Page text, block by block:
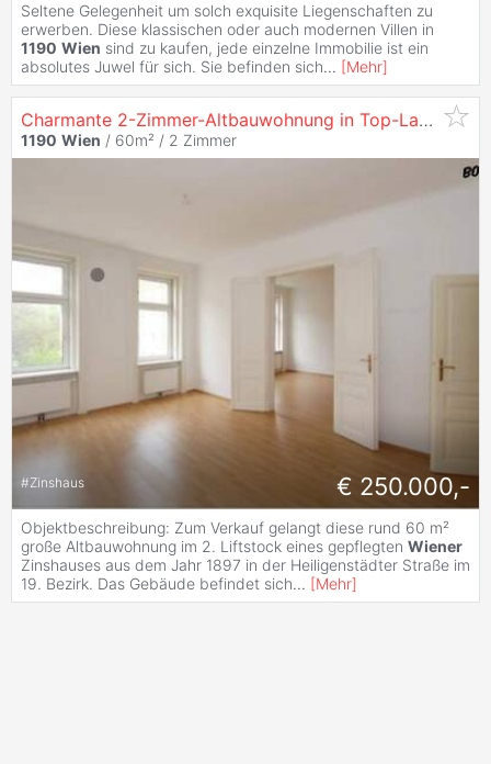
Seltene Gelegenheit um solch exquisite Liegenschaften zu
erwerben. Diese klassischen oder auch modernen Villen in
1190 Wien sind zu kaufen, jede einzelne Immobilie ist ein
absolutes Juwel für sich. Sie befinden sich... [Mehr]
Charmante 2-Zimmer-Altbauwohnung in Top-Lage
1190 Wien / 60m² / 2 Zimmer
#Zinshaus € 250.000,-
Objektbeschreibung: Zum Verkauf gelangt diese rund 60 m²
große Altbauwohnung im 2. Liftstock eines gepflegten Wiener
Zinshauses aus dem Jahr 1897 in der Heiligenstädter Straße im
19. Bezirk. Das Gebäude befindet sich... [Mehr]